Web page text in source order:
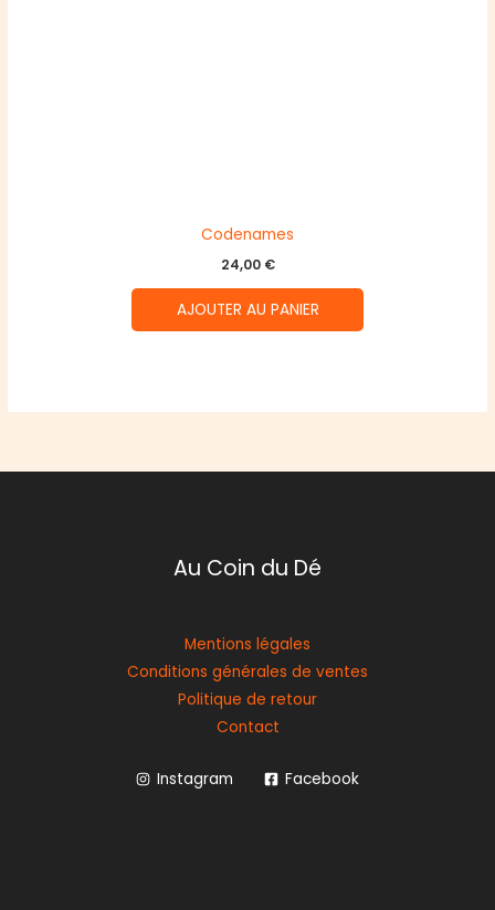
Codenames
24,00 €
AJOUTER AU PANIER
Au Coin du Dé
Mentions légales
Conditions générales de ventes
Politique de retour
Contact
Instagram Facebook